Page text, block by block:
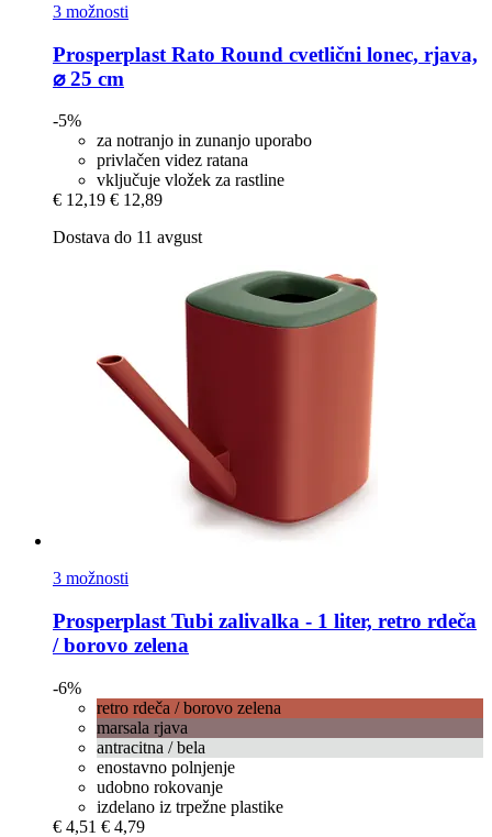
3 možnosti
Prosperplast Rato Round cvetlični lonec, rjava,
⌀ 25 cm
-5%
za notranjo in zunanjo uporabo
privlačen videz ratana
vključuje vložek za rastline
€ 12,19 € 12,89
Dostava do 11 avgust
3 možnosti
Prosperplast Tubi zalivalka -​ 1 liter, retro rdeča
/ borovo zelena
-6%
retro rdeča / borovo zelena
marsala rjava
antracitna / bela
enostavno polnjenje
udobno rokovanje
izdelano iz trpežne plastike
€ 4,51 € 4,79